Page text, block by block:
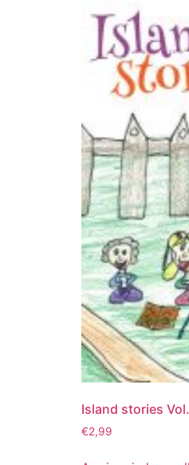
Island stories
€2,99